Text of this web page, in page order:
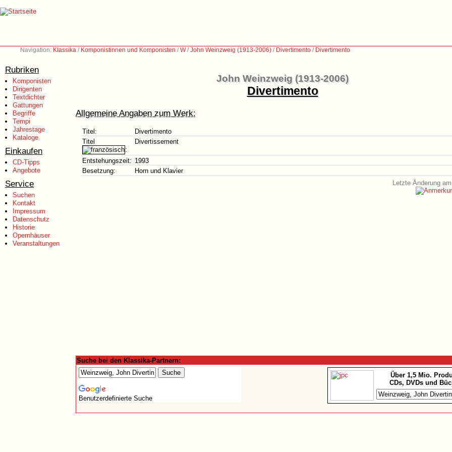
Navigation: Klassika / Komponistinnen und Komponisten /W/John Weinzweig (1913-2006) / Divertimento / Divertimento
Rubriken
Komponisten
Dirigenten
Textdichter
Gattungen
Begriffe
Tempi
Jahrestage
Kataloge
Einkaufen
CD-Tipps
Angebote
Service
Suchen
Kontakt
Impressum
Datenschutz
Historie
Opernhäuser
Veranstaltungen
John Weinzweig (1913-2006)
Divertimento
Allgemeine Angaben zum Werk:
Titel:
Divertimento
Titel
:
Divertissement
Entstehungszeit: 1993
Besetzung:
Horn und Klavier
Letzte Änderung
Suche bei den Klassika-Partnern:
Benutzerdefinierte Suche
Über 1,5 Mio.
CDs, DVDs und